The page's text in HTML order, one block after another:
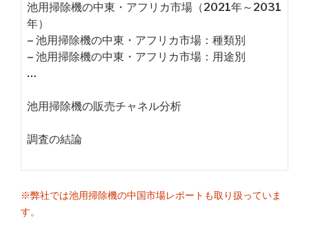
池用掃除機の中東・アフリカ市場（2021年～2031
年）
– 池用掃除機の中東・アフリカ市場：種類別
– 池用掃除機の中東・アフリカ市場：用途別
…
池用掃除機の販売チャネル分析
調査の結論
※弊社では池用掃除機の中国市場レポートも取り扱っていま
す。